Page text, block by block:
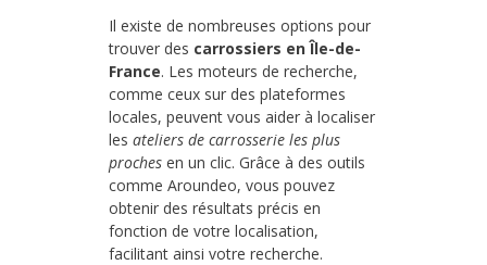
Il existe de nombreuses options pour
trouver des carrossiers en Île-de-
France. Les moteurs de recherche,
comme ceux sur des plateformes
locales, peuvent vous aider à localiser
les ateliers de carrosserie les plus
proches en un clic. Grâce à des outils
comme Aroundeo, vous pouvez
obtenir des résultats précis en
fonction de votre localisation,
facilitant ainsi votre recherche.